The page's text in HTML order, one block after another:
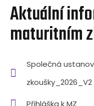
Aktuální
maturitním
Společná
zkoušky_2026_V2
Přihláška k MZ